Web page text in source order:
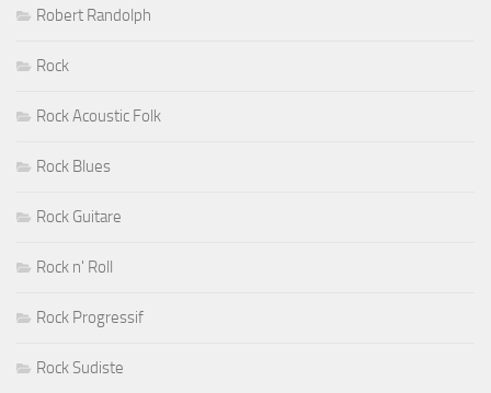
Robert Randolph
Rock
Rock Acoustic Folk
Rock Blues
Rock Guitare
Rock n' Roll
Rock Progressif
Rock Sudiste